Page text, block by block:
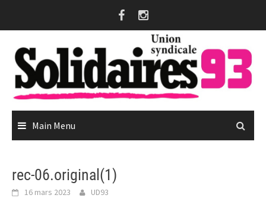
Main Menu
rec-06.original(1)
16 mars 2023 UD93